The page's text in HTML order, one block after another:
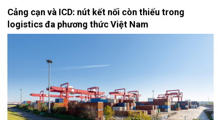
Cảng cạn và ICD: nút kết nối còn thiếu trong
logistics đa phương thức Việt Nam